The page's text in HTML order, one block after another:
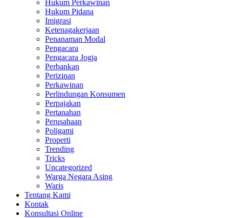
Hukum Perkawinan
Hukum Pidana
Imigrasi
Ketenagakerjaan
Penanaman Modal
Pengacara
Pengacara Jogja
Perbankan
Perizinan
Perkawinan
Perlindungan Konsumen
Perpajakan
Pertanahan
Perusahaan
Poligami
Properti
Trending
Tricks
Uncategorized
Warga Negara Asing
Waris
Tentang Kami
Kontak
Konsultasi Online